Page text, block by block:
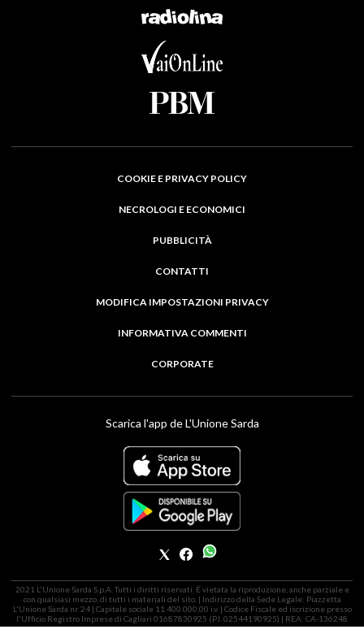
COOKIE E PRIVACY POLICY
NECROLOGI E ECONOMICI
PUBBLICITÀ
CONTATTI
MODIFICA IMPOSTAZIONI PRIVACY
INFORMATIVA COMMENTI
CORPORATE
Scarica l'app de L'Unione Sarda
2021 L'Unione Sarda S.p.A. Tutti i diritti riservati. É vietata la riproduzione, anche parziale e
con qualsiasi mezzo, di tutti i materiali del sito. | Indirizzo della Sede Legale: Piazzetta
L'Unione Sarda nr. 24 | Capitale sociale 11.400.000,00 i.v. | Codice Fiscale ed iscrizione presso
l'Ufficio Registro Imprese di Cagliari 01687830925 (P.I. 02544190925) | REA: CA-136248